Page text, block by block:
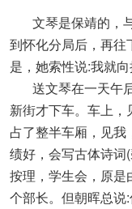
文琴是保靖的，
到怀化分局后，再
是，她索性说:我就
送文琴在一天午
新街才下车。车上
占了整半车厢，见
绩好，会写古体诗词
按理，学生会，原
个部长。但朝晖总说